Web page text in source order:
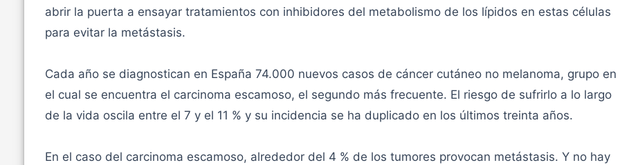
abrir la puerta a ensayar tratamientos con inhibidores del metabolismo de los lípidos en estas células
para evitar la metástasis.
Cada año se diagnostican en España 74.000 nuevos casos de cáncer cutáneo no melanoma, grupo en
el cual se encuentra el carcinoma escamoso, el segundo más frecuente. El riesgo de sufrirlo a lo largo
de la vida oscila entre el 7 y el 11 % y su incidencia se ha duplicado en los últimos treinta años.
En el caso del carcinoma escamoso, alrededor del 4 % de los tumores provocan metástasis. Y no hay